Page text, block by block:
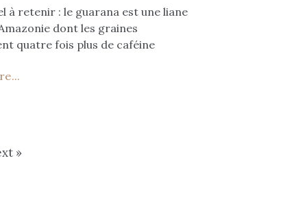
à retenir : le guarana est une liane
dont les graines
quatre fois plus de caféine
»